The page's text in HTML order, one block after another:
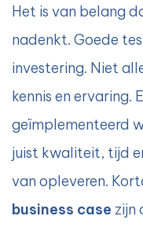
Het is van belang
nadenkt. Goede
investering. Niet
kennis en ervaring.
geïmplementeerd
juist kwaliteit, tijd
van opleveren.
business case zijn